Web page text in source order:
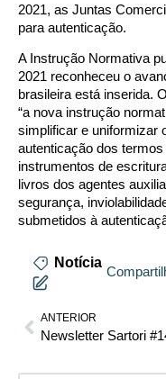
2021, as Juntas
para autenticação.
A Instrução Normativa
2021 reconheceu o
brasileira está inserida.
“a nova instrução
simplificar e uniformizar
autenticação dos
instrumentos de
livros dos agentes
segurança,
submetidos à
Notícia
ANTERIOR
Newsletter Sartori